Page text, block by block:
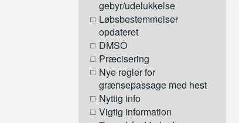
gebyr/udelukkelse
Løbsbestemmelser
opdateret
DMSO
Præcisering
Nye regler for
grænsepassage med hest
Nyttig info
Vigtig information